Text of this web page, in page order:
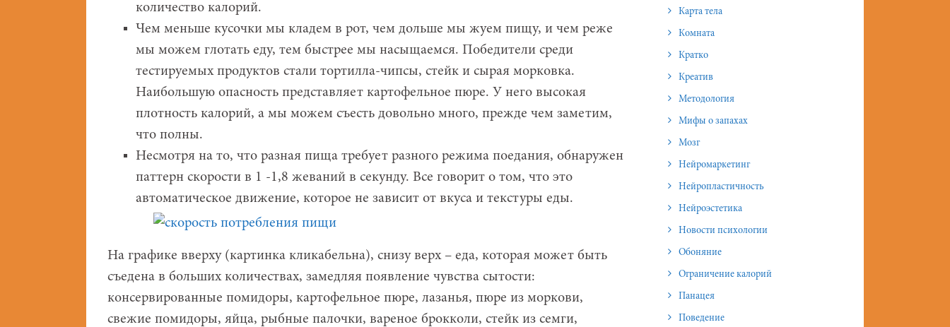
количество калорий.
Чем меньше кусочки мы кладем в рот, чем дольше мы жуем пищу, и чем реже
мы можем глотать еду, тем быстрее мы насыщаемся. Победители среди
тестируемых продуктов стали тортилла-чипсы, стейк и сырая морковка.
Наибольшую опасность представляет картофельное пюре. У него высокая
плотность калорий, а мы можем съесть довольно много, прежде чем заметим,
что полны.
Несмотря на то, что разная пища требует разного режима поедания, обнаружен
паттерн скорости в 1 -1,8 жеваний в секунду. Все говорит о том, что это
автоматическое движение, которое не зависит от вкуса и текстуры еды.
На графике вверху (картинка кликабельна), снизу верх – еда, которая может быть
съедена в больших количествах, замедляя появление чувства сытости:
консервированные помидоры, картофельное пюре, лазанья, пюре из моркови,
свежие помидоры, яйца, рыбные палочки, вареное брокколи, стейк из семги,
Карта тела
Комната
Кратко
Креатив
Методология
Мифы о запахах
Мозг
Нейромаркетинг
Нейропластичность
Нейроэстетика
Новости психологии
Обоняние
Ограничение калорий
Панацея
Поведение